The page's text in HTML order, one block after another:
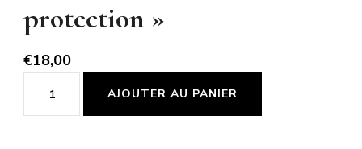
protection »
€18,00
quantité
de
AJOUTER AU PANIER